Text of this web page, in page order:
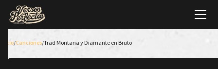
Inicio/Canciones/Trad Montana y Diamante en Bruto